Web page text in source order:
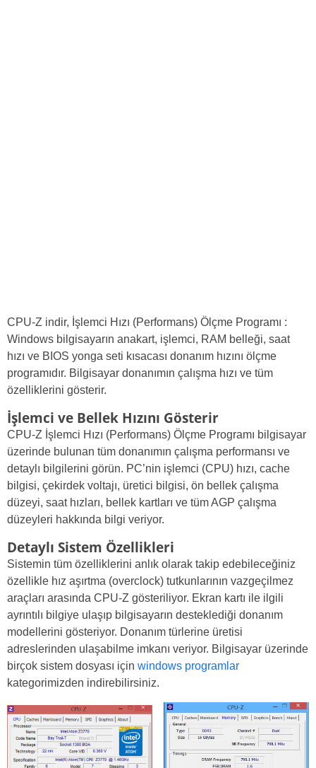
CPU-Z indir, İşlemci Hızı (Performans) Ölçme Programı :
Windows bilgisayarın anakart, işlemci, RAM belleği, saat
hızı ve BIOS yonga seti kısacası donanım hızını ölçme
programıdır. Bilgisayar donanımın çalışma hızı ve tüm
özelliklerini gösterir.
İşlemci ve Bellek Hızını Gösterir
CPU-Z İşlemci Hızı (Performans) Ölçme Programı bilgisayar
üzerinde bulunan tüm donanımın çalışma performansı ve
detaylı bilgilerini görün. PC’nin işlemci (CPU) hızı, cache
bilgisi, çekirdek voltajı, üretici bilgisi, ön bellek çalışma
düzeyi, saat hızları, bellek kartları ve tüm AGP çalışma
düzeyleri hakkında bilgi veriyor.
Detaylı Sistem Özellikleri
Sistemin tüm özelliklerini anlık olarak takip edebileceğiniz
özellikle hız aşırtma (overclock) tutkunlarının vazgeçilmez
araçları arasında CPU-Z gösteriliyor. Ekran kartı ile ilgili
ayrıntılı bilgiye ulaşıp bilgisayarın desteklediği donanım
modellerini gösteriyor. Donanım türlerine üretisi
adreslerinden ulaşabilme imkanı veriyor. Bilgisayar üzerinde
birçok sistem dosyası için windows programlar
kategorimizden indirebilirsiniz.